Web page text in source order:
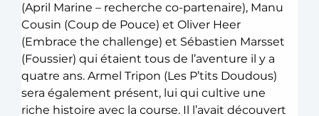
(April Marine – recherche co-partenaire), Manu
Cousin (Coup de Pouce) et Oliver Heer
(Embrace the challenge) et Sébastien Marsset
(Foussier) qui étaient tous de l’aventure il y a
quatre ans. Armel Tripon (Les P’tits Doudous)
sera également présent, lui qui cultive une
riche histoire avec la course. Il l’avait découvert